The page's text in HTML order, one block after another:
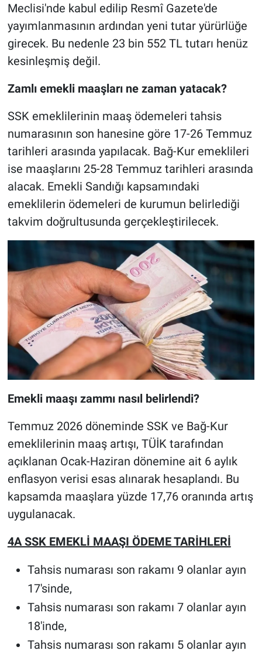
Meclisi'nde kabul edilip Resmî Gazete'de
yayımlanmasının ardından yeni tutar yürürlüğe
girecek. Bu nedenle 23 bin 552 TL tutarı henüz
kesinleşmiş değil.
Zamlı emekli maaşları ne zaman yatacak?
SSK emeklilerinin maaş ödemeleri tahsis
numarasının son hanesine göre 17-26 Temmuz
tarihleri arasında yapılacak. Bağ-Kur emeklileri
ise maaşlarını 25-28 Temmuz tarihleri arasında
alacak. Emekli Sandığı kapsamındaki
emeklilerin ödemeleri de kurumun belirlediği
takvim doğrultusunda gerçekleştirilecek.
Emekli maaşı zammı nasıl belirlendi?
Temmuz 2026 döneminde SSK ve Bağ-Kur
emeklilerinin maaş artışı, TÜİK tarafından
açıklanan Ocak-Haziran dönemine ait 6 aylık
enflasyon verisi esas alınarak hesaplandı. Bu
kapsamda maaşlara yüzde 17,76 oranında artış
uygulanacak.
4A SSK EMEKLİ MAAŞI ÖDEME TARİHLERİ
Tahsis numarası son rakamı 9 olanlar ayın
17'sinde,
Tahsis numarası son rakamı 7 olanlar ayın
18'inde,
Tahsis numarası son rakamı 5 olanlar ayın